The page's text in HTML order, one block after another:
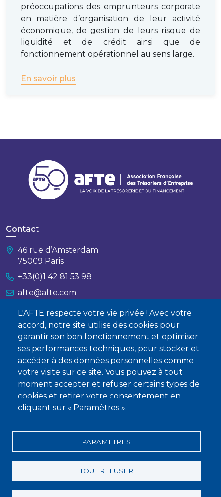
L'AFTE respecte votre vie privée ! Avec votre
accord, notre site utilise des cookies pour
garantir son bon fonctionnement et optimiser
ses performances techniques, pour stocker et
accéder à des données personnelles comme
votre visite sur ce site. Vous pouvez à tout
moment accepter et refuser certains types de
cookies et retirer votre consentement en
cliquant sur « Paramètres ».
PARAMÈTRES
TOUT REFUSER
préoccupations des emprunteurs corporate
en matière d’organisation de leur activité
économique, de gestion de leurs risque de
liquidité et de crédit ainsi que de
fonctionnement opérationnel au sens large.
En savoir plus
Contact
46 rue d’Amsterdam
75009 Paris
+33(0)1 42 81 53 98
afte@afte.com
Nous contacter
À propos
Qui sommes-nous ?
Devenir membre
Mentions légales
Conditions générales de vente